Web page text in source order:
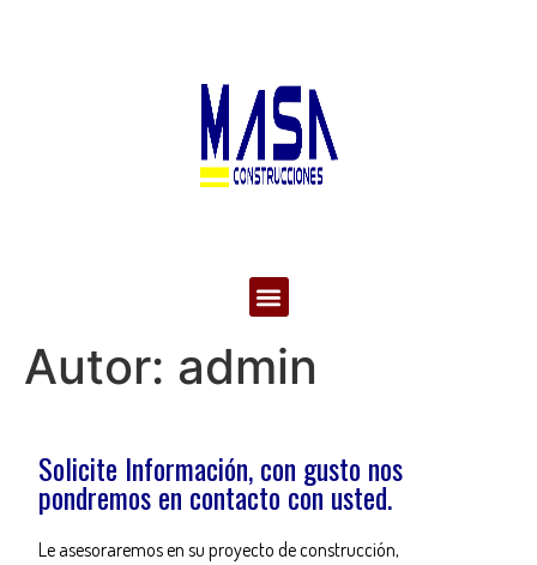
Autor: admin
Solicite Información, con gusto nos
pondremos en contacto con usted.
Le asesoraremos en su proyecto de construcción,